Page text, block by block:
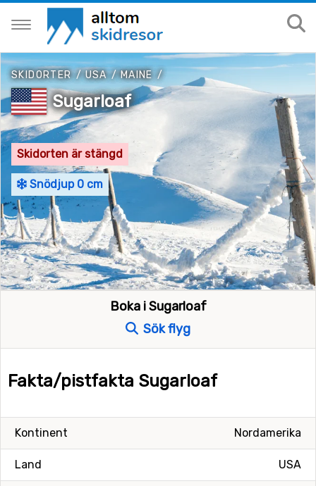
SKIDORTER / USA/MAINE /
Sugarloaf
Skidorten är stängd
Snödjup 0 cm
Boka i Sugarloaf
Sök flyg
Fakta/pistfakta Sugarloaf
Nordamerika
Kontinent
USA
Land